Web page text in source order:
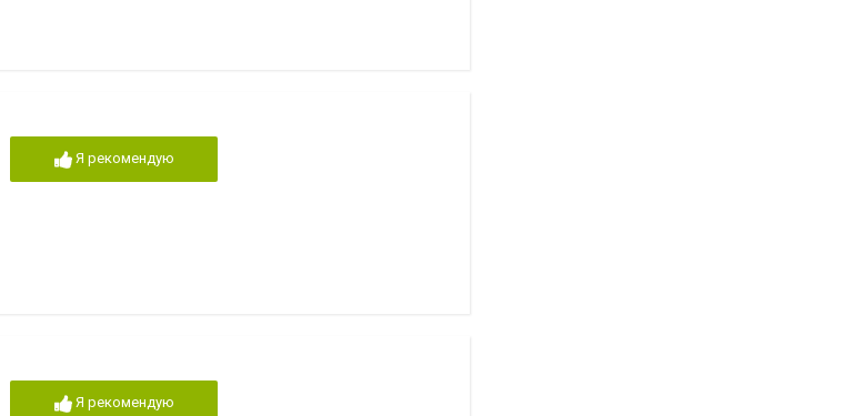
Я рекомендую
Я рекомендую